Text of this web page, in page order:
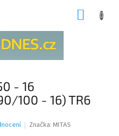
- 16
100 - 16) TR6
Značka: MITAS